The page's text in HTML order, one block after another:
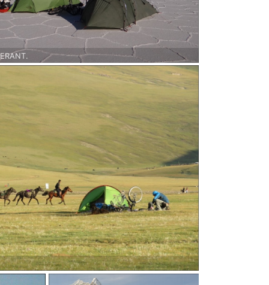
l'immense salar d'Uyuni en Bolivie
- 2017.